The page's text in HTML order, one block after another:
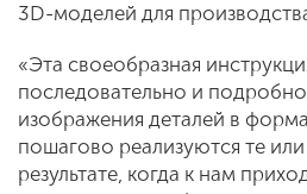
3D-моделей для
«Эта своеобразная
последовательно и
изображения деталей в
пошагово реализуются те
результате, когда к нам